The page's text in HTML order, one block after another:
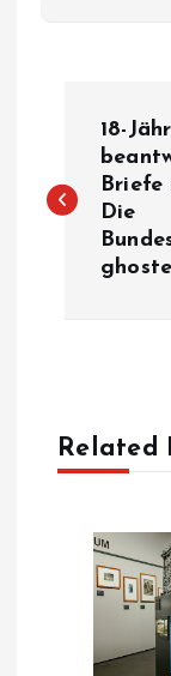
s
v
18-
Briefe
Die
Related